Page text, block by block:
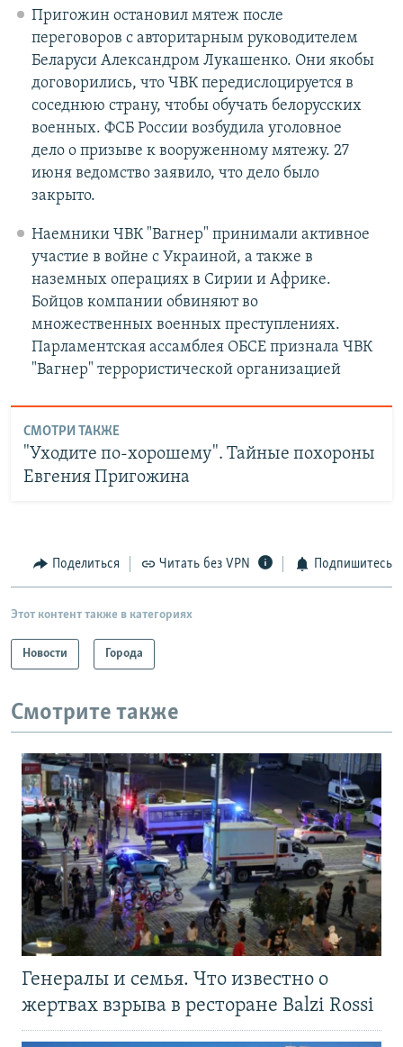
Пригожин остановил мятеж после
переговоров с авторитарным руководителем
Беларуси Александром Лукашенко. Они якобы
договорились, что ЧВК передислоцируется в
соседнюю страну, чтобы обучать белорусских
военных. ФСБ России возбудила уголовное
дело о призыве к вооруженному мятежу. 27
июня ведомство заявило, что дело было
закрыто.
Наемники ЧВК "Вагнер" принимали активное
участие в войне с Украиной, а также в
наземных операциях в Сирии и Африке.
Бойцов компании обвиняют во
множественных военных преступлениях.
Парламентская ассамблея ОБСЕ признала ЧВК
"Вагнер" террористической организацией
СМОТРИ ТАКЖЕ
"Уходите по-хорошему". Тайные похороны
Евгения Пригожина
Поделиться Читать без VPN Подпишитесь
Этот контент также в категориях
Новости Города
Смотрите также
Генералы и семья. Что известно о
жертвах взрыва в ресторане Balzi Rossi